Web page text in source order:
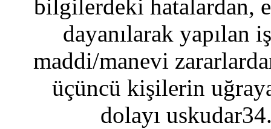
bilgilerdeki hatalardan,
dayanılarak yapılan
maddi/manevi
üçüncü kişilerin
dolayı